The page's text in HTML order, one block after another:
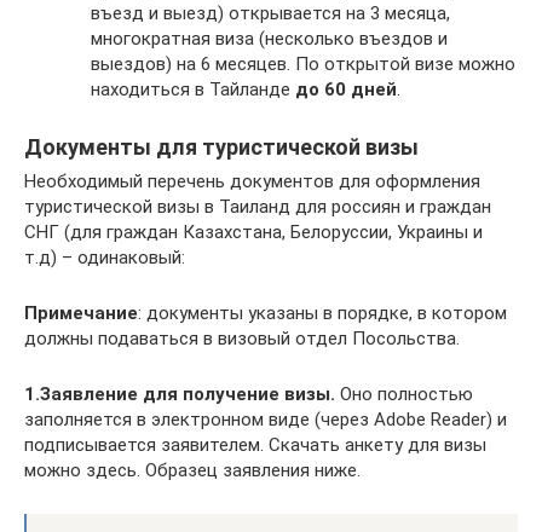
въезд и выезд) открывается на 3 месяца,
многократная виза (несколько въездов и
выездов) на 6 месяцев. По открытой визе можно
находиться в Тайланде до 60 дней
Документы для туристической визы
Необходимый перечень документов для оформления
туристической визы в Таиланд для россиян и граждан
СНГ (для граждан Казахстана, Белоруссии, Украины и
т.д) – одинаковый:
Примечание: документы указаны в порядке, в котором
должны подаваться в визовый отдел Посольства.
1.Заявление для получение визы. Оно полностью
заполняется в электронном виде (через Adobe Reader) и
подписывается заявителем. Скачать анкету для визы
можно здесь. Образец заявления ниже.